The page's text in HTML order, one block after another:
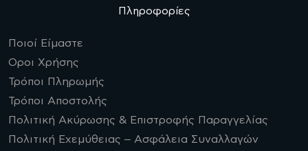
Πληροφορίες
Ποιοί Είμαστε
Οροι Χρήσης
Τρόποι Πληρωμής
Τρόποι Αποστολής
Πολιτική Ακύρωσης & Επιστροφής Παραγγελίας
Πολιτική Εχεμύθειας – Ασφάλεια Συναλλαγών